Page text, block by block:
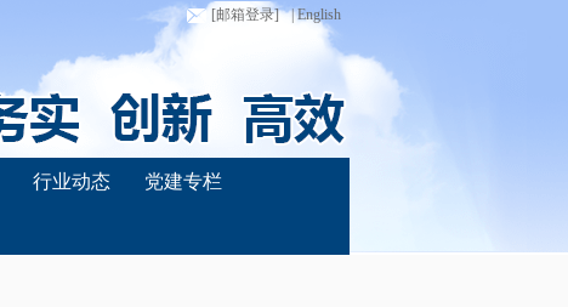
[邮箱登录] | English
行业动态 党建专栏